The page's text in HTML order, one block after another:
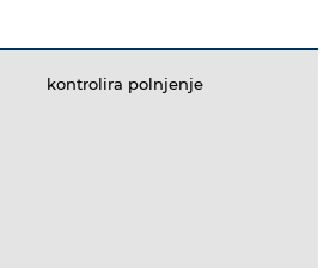
kontrolira polnjenje